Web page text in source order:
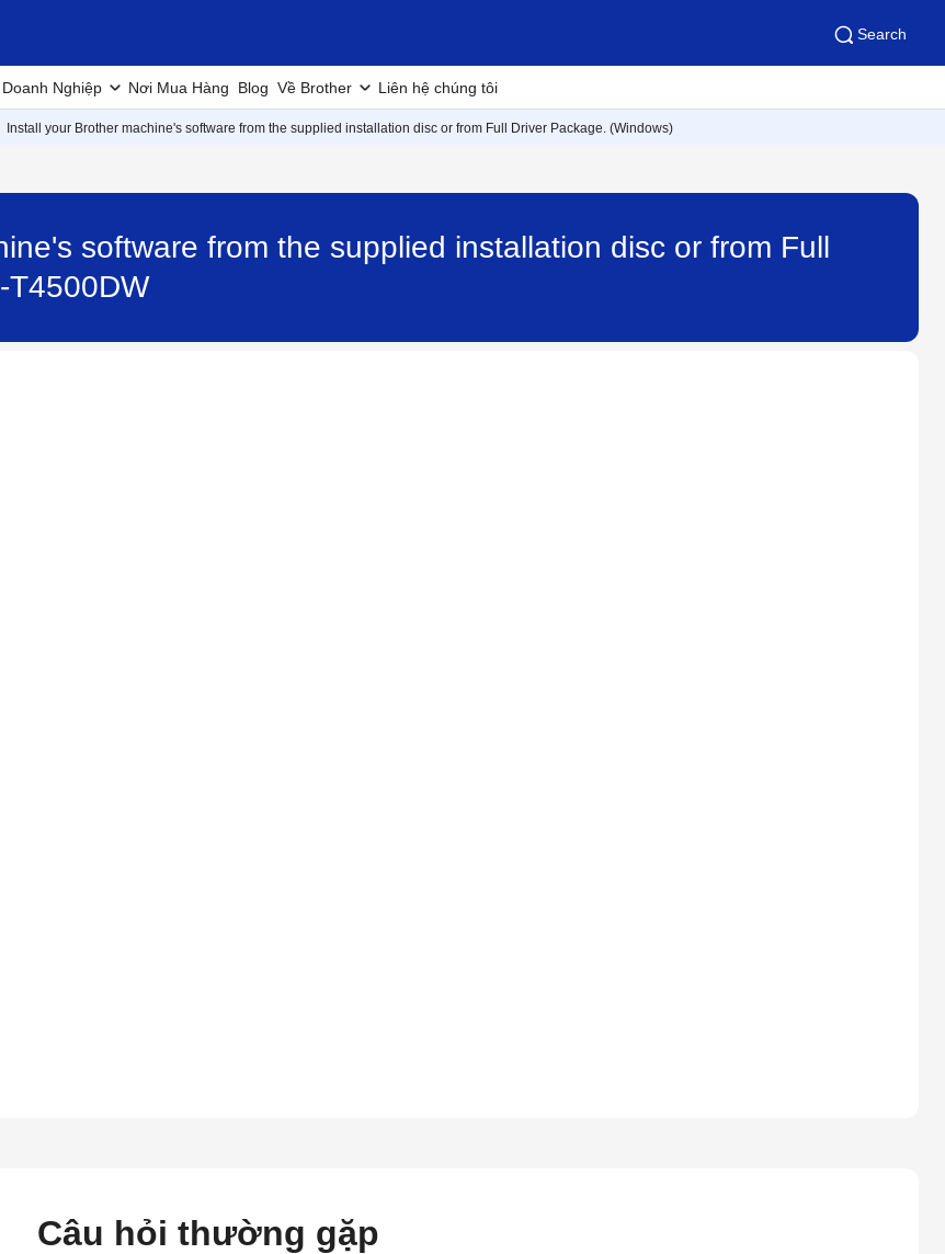
Search
Nghiệp Nơi Mua Hàng Blog Về Brother Liên hệ chúng tôi
Install your Brother machine's software from the supplied installation disc or from Full Driver Package. (Windows)
software from the supplied installation disc or from Full
T4500DW
Câu hỏi thường gặp